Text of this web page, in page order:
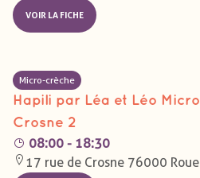
VOIR LA FICHE
Micro-crèche
Hapili par Léa et Léo
Crosne 2
08:00 - 18:30
17 rue de Crosne 76000